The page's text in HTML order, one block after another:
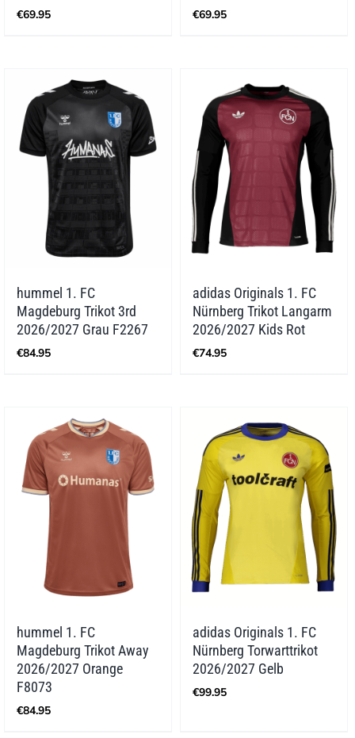
€69.95 €69.95
hummel 1. FC
Magdeburg Trikot 3rd
2026/2027 Grau F2267
€84.95
adidas Originals 1. FC
Nürnberg Trikot Langarm
2026/2027 Kids Rot
€74.95
hummel 1. FC
Magdeburg Trikot Away
2026/2027 Orange
F8073
€84.95
adidas Originals 1. FC
Nürnberg Torwarttrikot
2026/2027 Gelb
€99.95